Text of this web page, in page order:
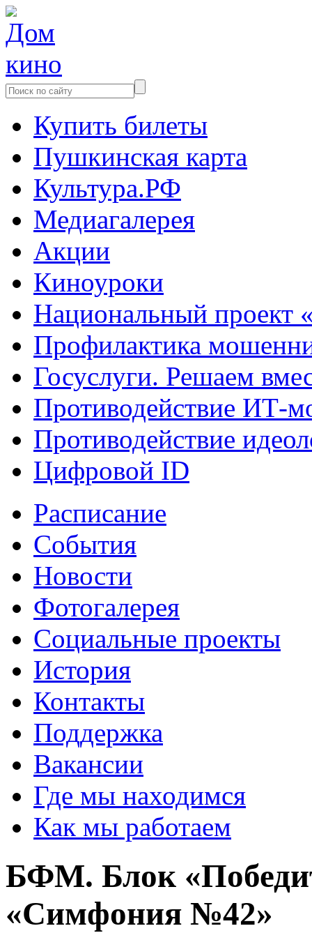
Купить билеты
Пушкинская карта
Культура.РФ
Медиагалерея
Акции
Киноуроки
Национальный проект
Профилактика
Госуслуги. Решаем
Противодействие ИТ-
Противодействие
Цифровой ID
Расписание
События
Новости
Фотогалерея
Социальные проекты
История
Контакты
Поддержка
Вакансии
Где мы находимся
Как мы работаем
БФМ. Блок
«Симфония №42»